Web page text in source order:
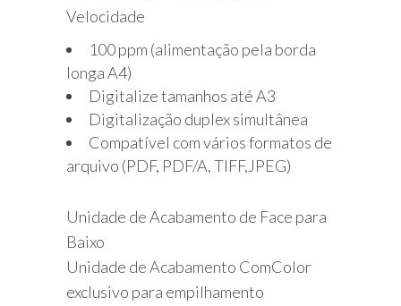
Velocidade
100 ppm (alimentação pela borda
longa A4)
Digitalize tamanhos até A3
Digitalização duplex simultânea
Compatível com vários formatos de
arquivo (PDF, PDF/A, TIFF,JPEG)
Unidade de Acabamento de Face para
Baixo
Unidade de Acabamento ComColor
exclusivo para empilhamento